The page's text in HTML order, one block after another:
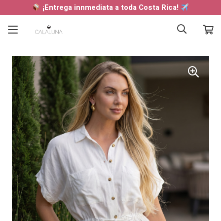
¡Entrega innmediata a toda Costa Rica!